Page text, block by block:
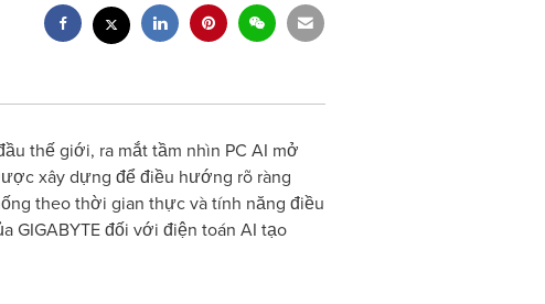
thế giới, ra mắt tầm nhìn PC AI mở
xây dựng để điều hướng rõ ràng
theo thời gian thực và tính năng điều
GIGABYTE đối với điện toán AI tạo